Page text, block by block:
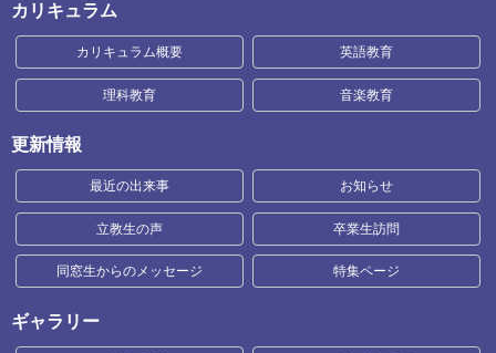
カリキュラム
カリキュラム概要 英語教育
理科教育 音楽教育
更新情報
最近の出来事 お知らせ
立教生の声 卒業生訪問
同窓生からのメッセージ 特集ページ
ギャラリー